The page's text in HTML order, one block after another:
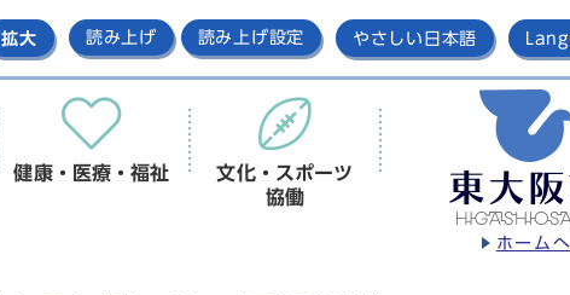
拡大 読み上げ 読み上げ設定 やさしい日本語
ホームへ
健康・医療・福祉
文化・スポーツ
協働